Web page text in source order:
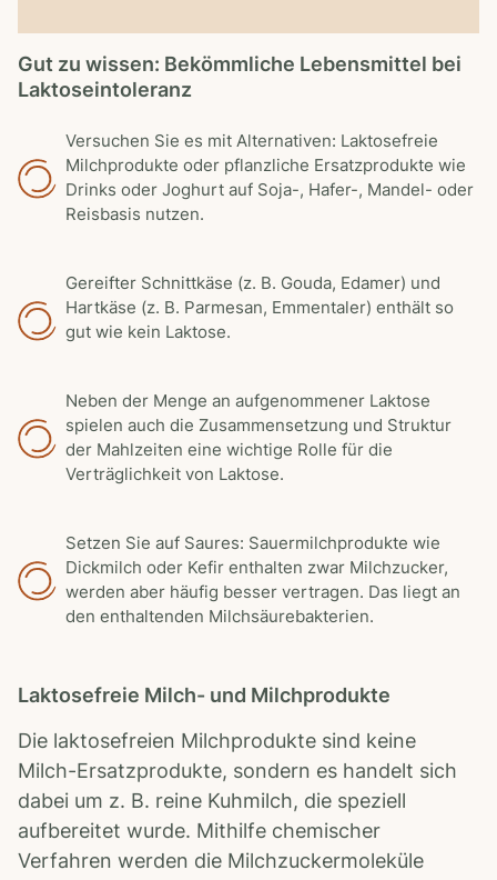
Gut zu wissen: Bekömmliche Lebensmittel bei
Laktoseintoleranz
Versuchen Sie es mit Alternativen: Laktosefreie
Milchprodukte oder pflanzliche Ersatzprodukte wie
Drinks oder Joghurt auf Soja-, Hafer-, Mandel- oder
Reisbasis nutzen.
Gereifter Schnittkäse (z. B. Gouda, Edamer) und
Hartkäse (z. B. Parmesan, Emmentaler) enthält so
gut wie kein Laktose.
Neben der Menge an aufgenommener Laktose
spielen auch die Zusammensetzung und Struktur
der Mahlzeiten eine wichtige Rolle für die
Verträglichkeit von Laktose.
Setzen Sie auf Saures: Sauermilchprodukte wie
Dickmilch oder Kefir enthalten zwar Milchzucker,
werden aber häufig besser vertragen. Das liegt an
den enthaltenden Milchsäurebakterien.
Laktosefreie Milch- und Milchprodukte
Die laktosefreien Milchprodukte sind keine
Milch-Ersatzprodukte, sondern es handelt sich
dabei um z. B. reine Kuhmilch, die speziell
aufbereitet wurde. Mithilfe chemischer
Verfahren werden die Milchzuckermoleküle